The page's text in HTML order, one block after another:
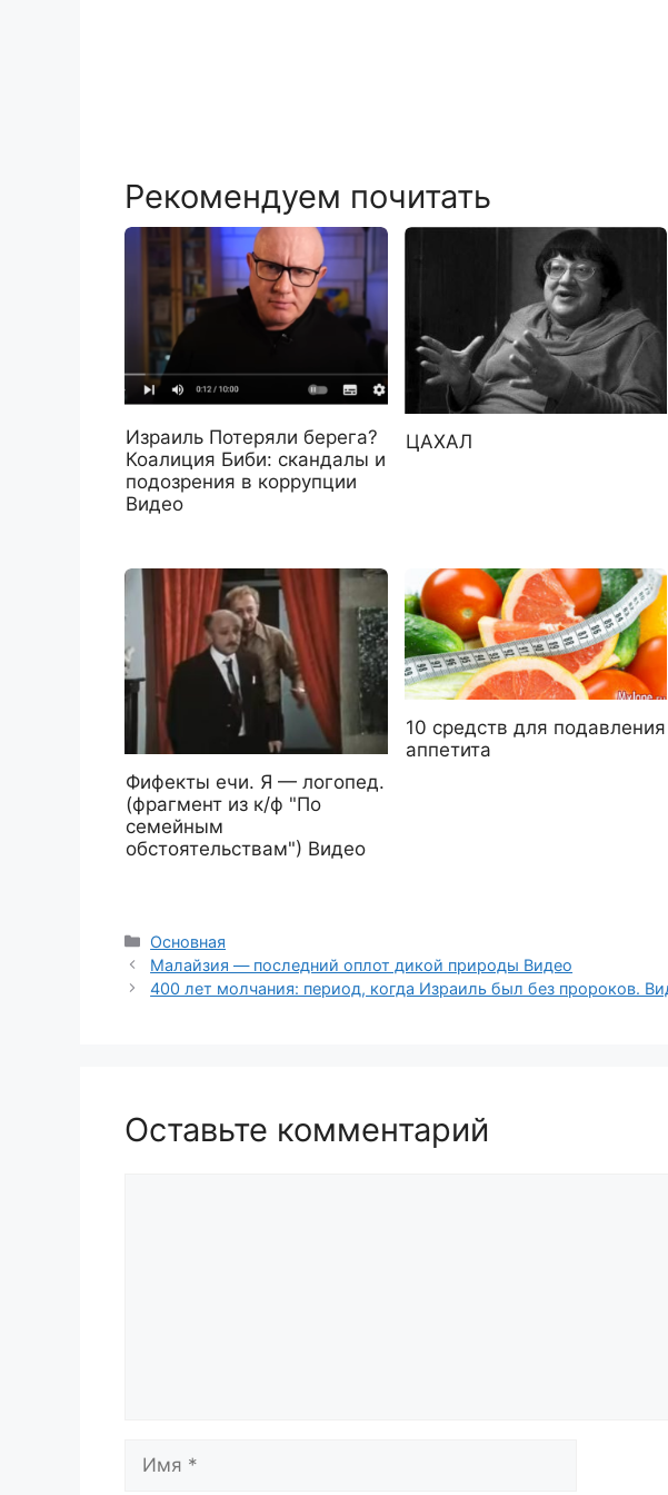
Рекомендуем почитать
Израиль Потеряли берега?
Коалиция Биби: скандалы и
подозрения в коррупции
Видео
ЦАХАЛ
Фифекты ечи. Я — логопед.
(фрагмент из к/ф "По
семейным
обстоятельствам") Видео
10 средств для подавления
аппетита
Рубрики
Основная
Малайзия — последний оплот дикой природы Видео
400 лет молчания: период, когда Израиль был без пророков.
Оставьте комментарий